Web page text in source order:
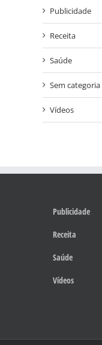
Publicidade
Receita
Saúde
Sem categoria
Vídeos
Publicidade
Receita
Saúde
Vídeos